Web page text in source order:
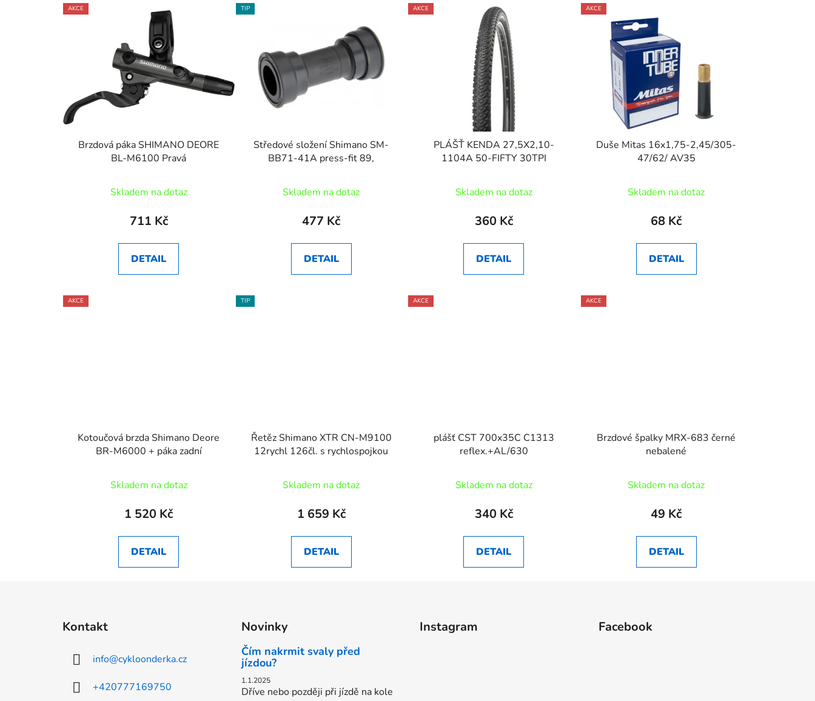
AKCE
Brzdová páka SHIMANO DEORE
BL-M6100 Pravá
Skladem na dotaz
711 Kč
DETAIL
TIP
Středové složení Shimano SM-
BB71-41A press-fit 89,
Skladem na dotaz
477 Kč
DETAIL
AKCE
PLÁŠŤ KENDA 27,5X2,10-
1104A 50-FIFTY 30TPI
Skladem na dotaz
360 Kč
DETAIL
AKCE
Duše Mitas 16x1,75-2,45/305-
47/62/ AV35
Skladem na dotaz
68 Kč
DETAIL
AKCE
Kotoučová brzda Shimano Deore
BR-M6000 + páka zadní
Skladem na dotaz
1 520 Kč
DETAIL
TIP
Řetěz Shimano XTR CN-M9100
12rychl 126čl. s rychlospojkou
Skladem na dotaz
1 659 Kč
DETAIL
AKCE
plášť CST 700x35C C1313
reflex.+AL/630
Skladem na dotaz
340 Kč
DETAIL
AKCE
Brzdové špalky MRX-683 černé
nebalené
Skladem na dotaz
49 Kč
DETAIL
Kontakt
info@cykloonderka.cz
+420777169750
Novinky
Čím nakrmit svaly před
jízdou?
1.1.2025
Dříve nebo později při jízdě na kole
Instagram Facebook